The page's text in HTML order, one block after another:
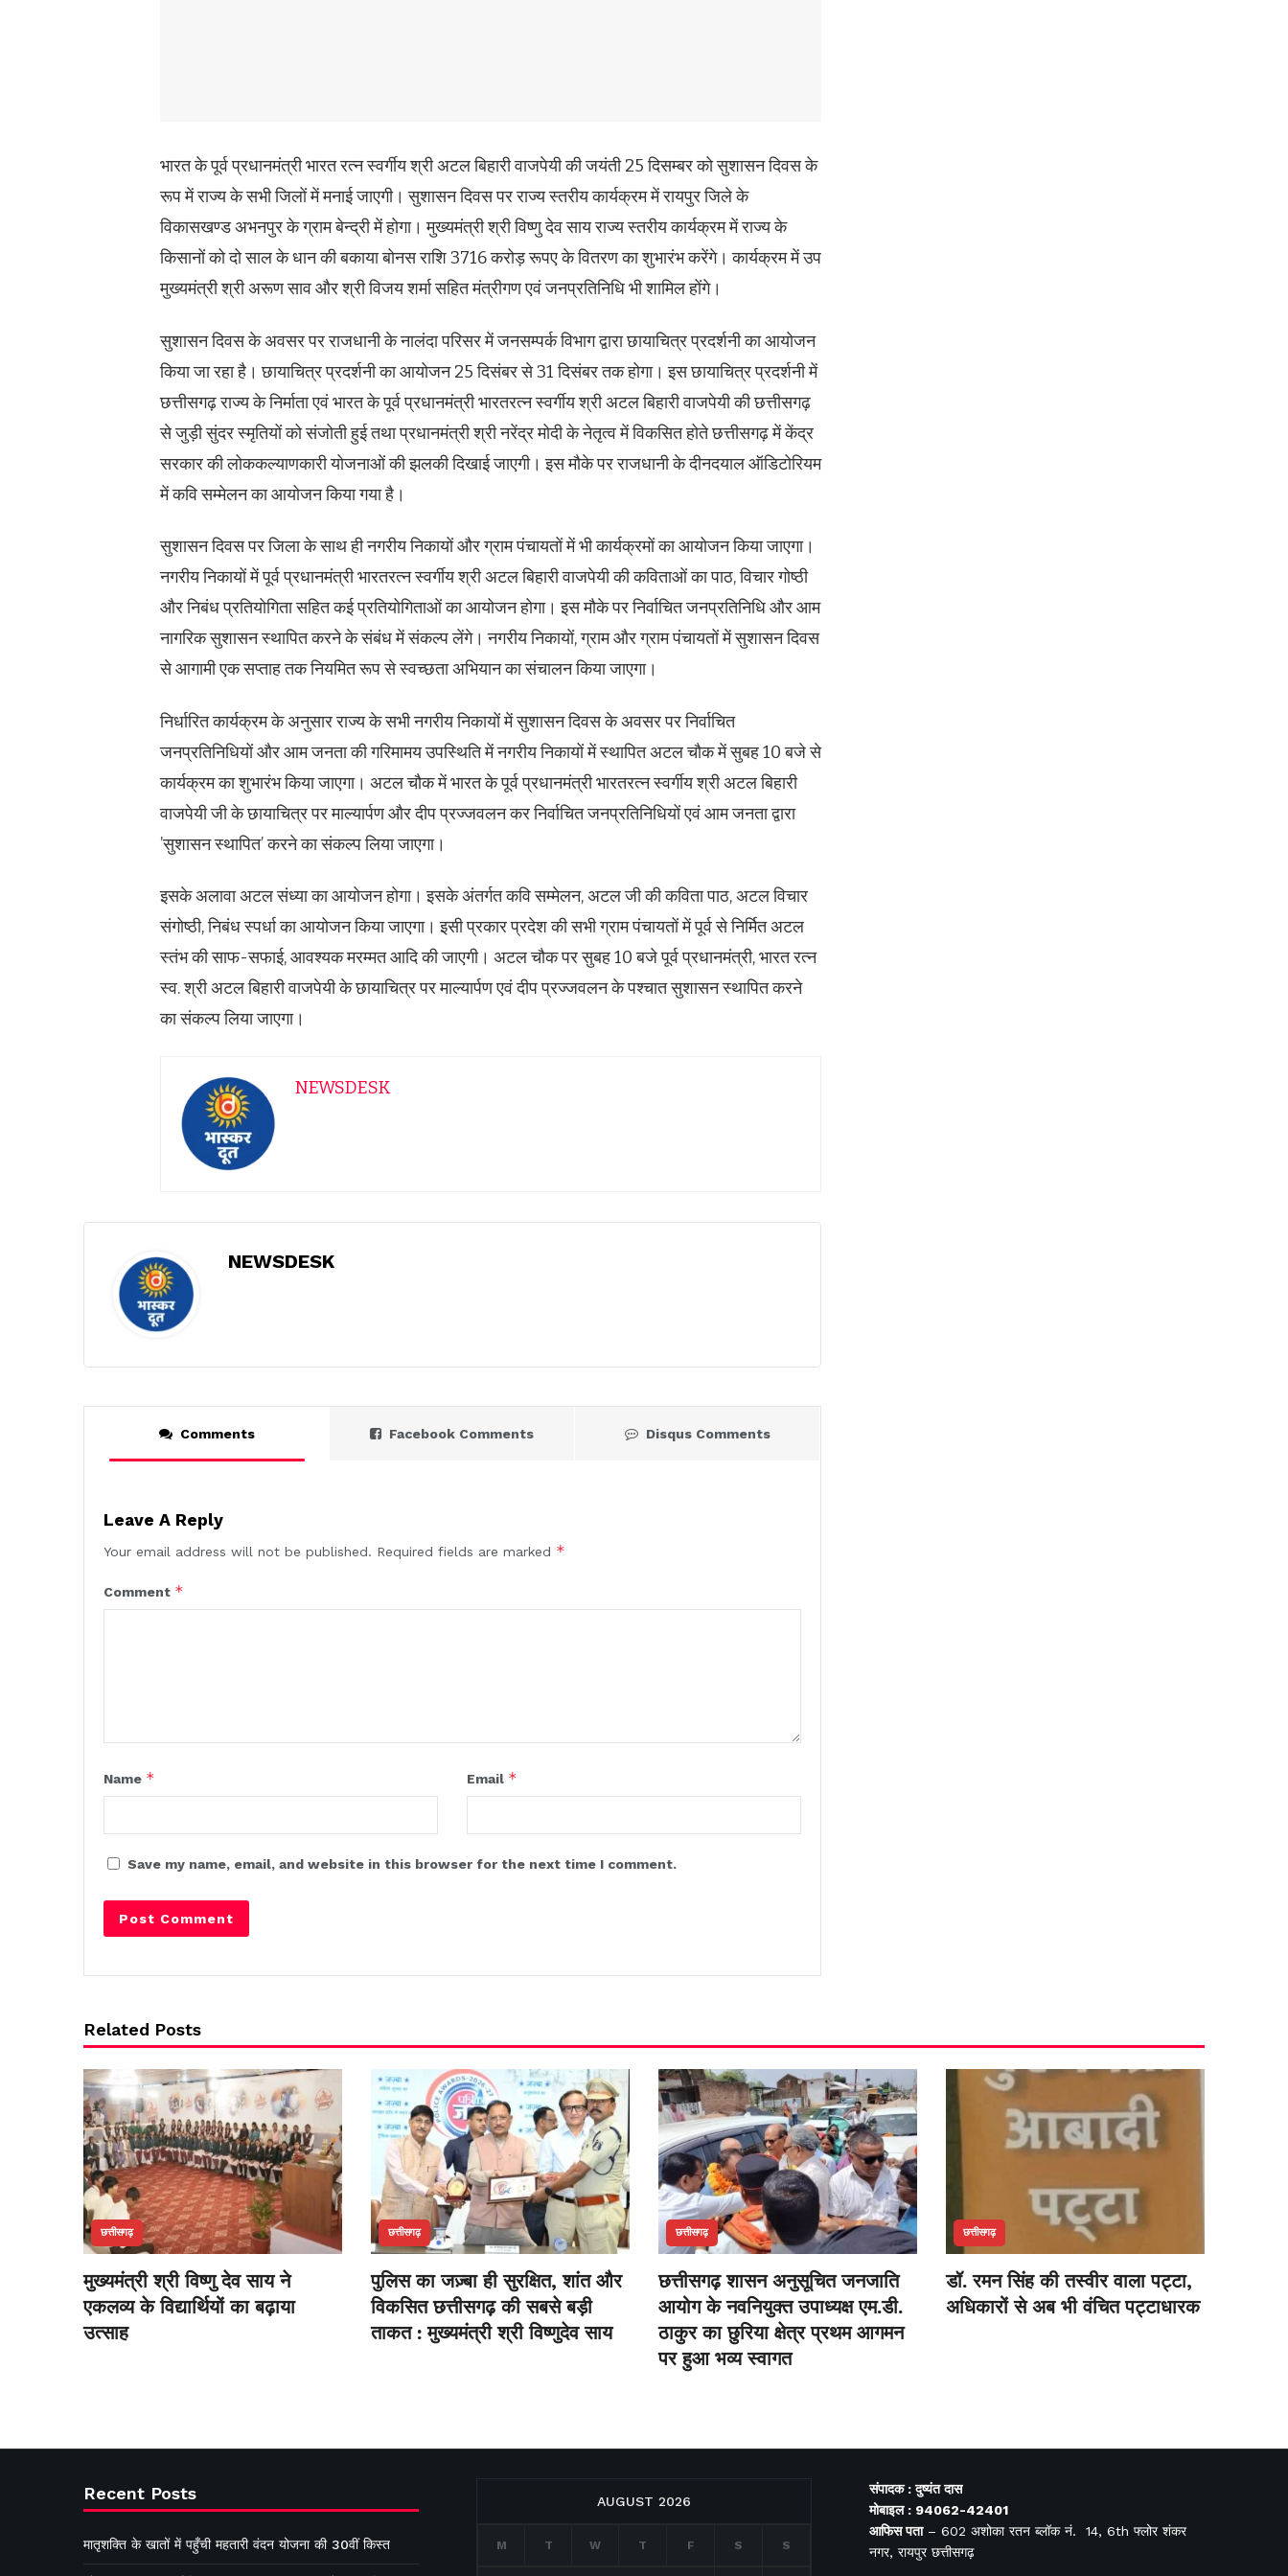
भारत के पूर्व प्रधानमंत्री भारत रत्न स्वर्गीय श्री अटल बिहारी वाजपेयी की जयंती 25 दिसम्बर को सुशासन दिवस के
रूप में राज्य के सभी जिलों में मनाई जाएगी। सुशासन दिवस पर राज्य स्तरीय कार्यक्रम में रायपुर जिले के
विकासखण्ड अभनपुर के ग्राम बेन्द्री में होगा। मुख्यमंत्री श्री विष्णु देव साय राज्य स्तरीय कार्यक्रम में राज्य के
किसानों को दो साल के धान की बकाया बोनस राशि 3716 करोड़ रूपए के वितरण का शुभारंभ करेंगे। कार्यक्रम में उप
मुख्यमंत्री श्री अरूण साव और श्री विजय शर्मा सहित मंत्रीगण एवं जनप्रतिनिधि भी शामिल होंगे।
सुशासन दिवस के अवसर पर राजधानी के नालंदा परिसर में जनसम्पर्क विभाग द्वारा छायाचित्र प्रदर्शनी का आयोजन
किया जा रहा है। छायाचित्र प्रदर्शनी का आयोजन 25 दिसंबर से 31 दिसंबर तक होगा। इस छायाचित्र प्रदर्शनी में
छत्तीसगढ़ राज्य के निर्माता एवं भारत के पूर्व प्रधानमंत्री भारतरत्न स्वर्गीय श्री अटल बिहारी वाजपेयी की छत्तीसगढ़
से जुड़ी सुंदर स्मृतियों को संजोती हुई तथा प्रधानमंत्री श्री नरेंद्र मोदी के नेतृत्व में विकसित होते छत्तीसगढ़ में केंद्र
सरकार की लोककल्याणकारी योजनाओं की झलकी दिखाई जाएगी। इस मौके पर राजधानी के दीनदयाल ऑडिटोरियम
में कवि सम्मेलन का आयोजन किया गया है।
सुशासन दिवस पर जिला के साथ ही नगरीय निकायों और ग्राम पंचायतों में भी कार्यक्रमों का आयोजन किया जाएगा।
नगरीय निकायों में पूर्व प्रधानमंत्री भारतरत्न स्वर्गीय श्री अटल बिहारी वाजपेयी की कविताओं का पाठ, विचार गोष्ठी
और निबंध प्रतियोगिता सहित कई प्रतियोगिताओं का आयोजन होगा। इस मौके पर निर्वाचित जनप्रतिनिधि और आम
नागरिक सुशासन स्थापित करने के संबंध में संकल्प लेंगे। नगरीय निकायों, ग्राम और ग्राम पंचायतों में सुशासन दिवस
से आगामी एक सप्ताह तक नियमित रूप से स्वच्छता अभियान का संचालन किया जाएगा।
निर्धारित कार्यक्रम के अनुसार राज्य के सभी नगरीय निकायों में सुशासन दिवस के अवसर पर निर्वाचित
जनप्रतिनिधियों और आम जनता की गरिमामय उपस्थिति में नगरीय निकायों में स्थापित अटल चौक में सुबह 10 बजे से
कार्यक्रम का शुभारंभ किया जाएगा। अटल चौक में भारत के पूर्व प्रधानमंत्री भारतरत्न स्वर्गीय श्री अटल बिहारी
वाजपेयी जी के छायाचित्र पर माल्यार्पण और दीप प्रज्जवलन कर निर्वाचित जनप्रतिनिधियों एवं आम जनता द्वारा
’सुशासन स्थापित’ करने का संकल्प लिया जाएगा।
इसके अलावा अटल संध्या का आयोजन होगा। इसके अंतर्गत कवि सम्मेलन, अटल जी की कविता पाठ, अटल विचार
संगोष्ठी, निबंध स्पर्धा का आयोजन किया जाएगा। इसी प्रकार प्रदेश की सभी ग्राम पंचायतों में पूर्व से निर्मित अटल
स्तंभ की साफ-सफाई, आवश्यक मरम्मत आदि की जाएगी। अटल चौक पर सुबह 10 बजे पूर्व प्रधानमंत्री, भारत रत्न
स्व. श्री अटल बिहारी वाजपेयी के छायाचित्र पर माल्यार्पण एवं दीप प्रज्जवलन के पश्चात सुशासन स्थापित करने
का संकल्प लिया जाएगा।
NEWSDESK
NEWSDESK
Comments Facebook Comments Disqus Comments
Leave A Reply
Your email address will not be published. Required fields are marked *
Comment *
Name * Email *
Save my name, email, and website in this browser for the next time I comment.
Related Posts
छत्तीसगढ़
मुख्यमंत्री श्री विष्णु देव साय ने
एकलव्य के विद्यार्थियों का बढ़ाया
उत्साह
छत्तीसगढ़
पुलिस का जज़्बा ही सुरक्षित, शांत और
विकसित छत्तीसगढ़ की सबसे बड़ी
ताकत : मुख्यमंत्री श्री विष्णुदेव साय
छत्तीसगढ़
छत्तीसगढ़ शासन अनुसूचित जनजाति
आयोग के नवनियुक्त उपाध्यक्ष एम.डी.
ठाकुर का छुरिया क्षेत्र प्रथम आगमन
पर हुआ भव्य स्वागत
छत्तीसगढ़
डॉ. रमन सिंह की तस्वीर वाला पट्टा,
अधिकारों से अब भी वंचित पट्टाधारक
Recent Posts
मातृशक्ति के खातों में पहुँची महतारी वंदन योजना की 30वीं किस्त
AUGUST 2026
M T W T F S S
संपादक : दुष्यंत दास
मोबाइल : 94062-42401
आफिसपता– 602 अशोका रतन ब्लॉक नं. 14, 6th फ्लोर शंकर
नगर, रायपुर छत्तीसगढ़